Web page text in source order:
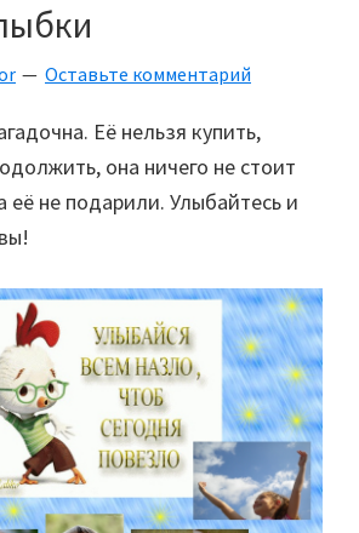
Оставьте комментарий
Её нельзя купить,
она ничего не стоит
её не подарили. Улыбайтесь и